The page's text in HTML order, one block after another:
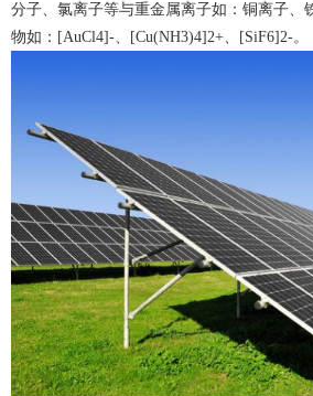
分子、氯离子等与重金属离子如：铜离子、
物如：[AuCl4]-、[Cu(NH3)4]2+、[SiF6]2-。